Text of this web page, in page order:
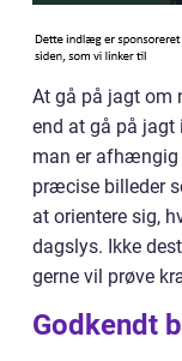
At gå på jagt om
end at gå på jagt
man er afhængig
præcise billeder
at orientere sig,
dagslys. Ikke
gerne vil prøve
Godkendt